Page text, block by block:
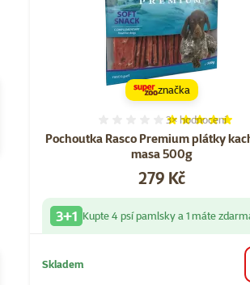
Pochoutka Rasco Premium plátky
masa 500g
Hodnocení
3× hodnocení
Cena
279 Kč
značka
3+1 Kupte 4 psí pamlsky a 1 máte
Skladem